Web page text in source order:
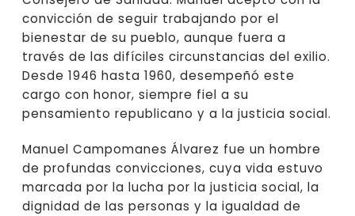
convicción de seguir trabajando por el
bienestar de su pueblo, aunque fuera a
través de las difíciles circunstancias del exilio.
Desde 1946 hasta 1960, desempeñó este
cargo con honor, siempre fiel a su
pensamiento republicano y a la justicia social.
Manuel Campomanes Álvarez fue un hombre
de profundas convicciones, cuya vida estuvo
marcada por la lucha por la justicia social, la
dignidad de las personas y la igualdad de